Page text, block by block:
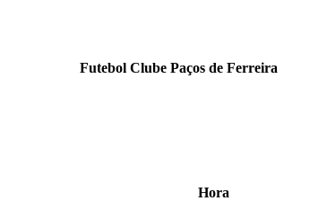
Futebol Clube Paços de Ferreira
Hora